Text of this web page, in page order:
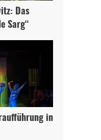
Das
Sarg“
in